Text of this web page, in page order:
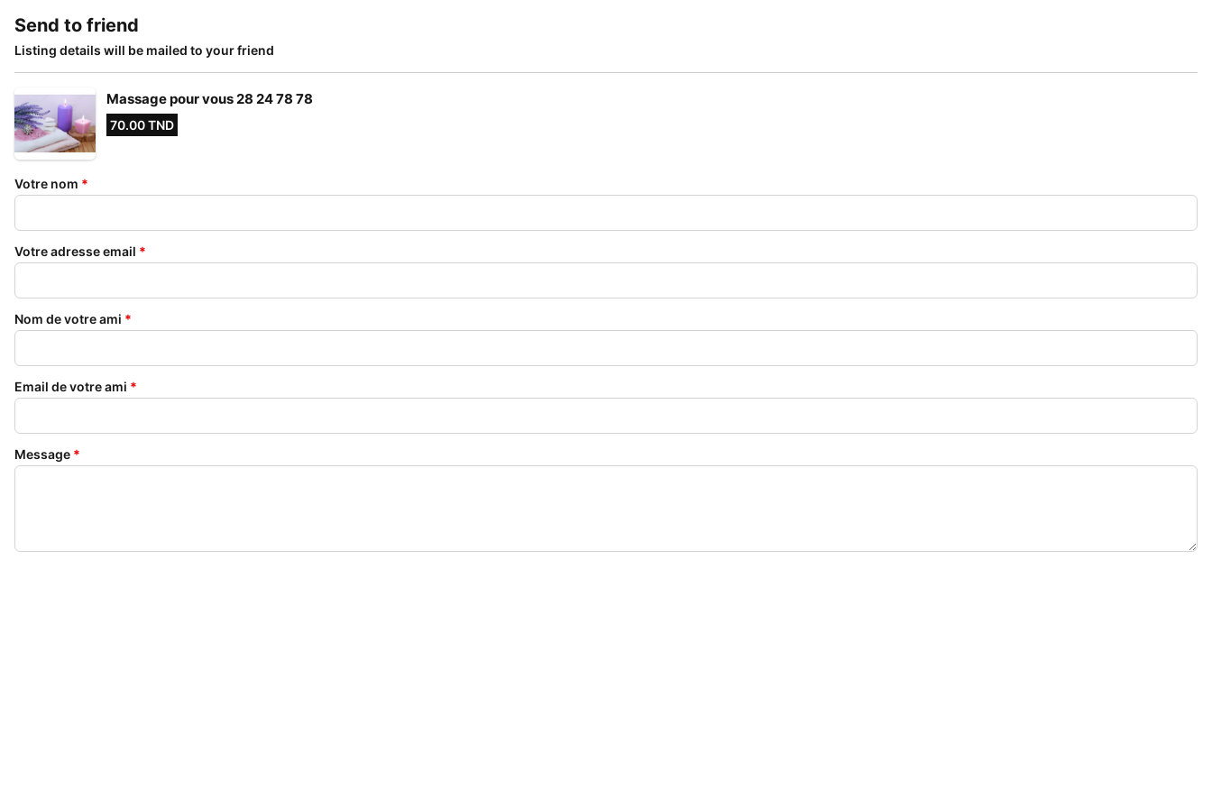
Send to friend
Listing details will be mailed to your friend
Massage pour vous 28 24 78 78
70.00 TND
Votre nom *
Votre adresse email *
Nom de votre ami *
Email de votre ami *
Message *